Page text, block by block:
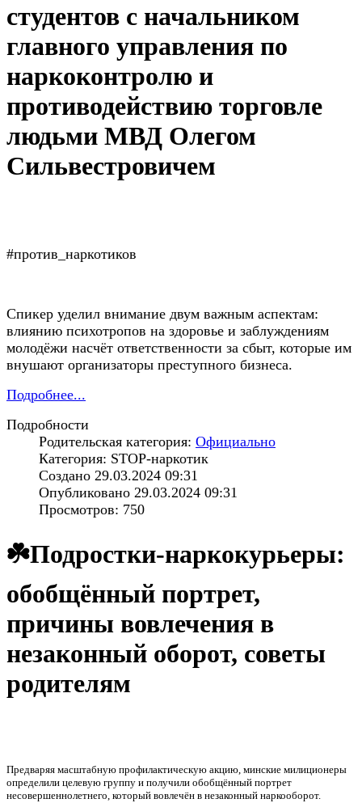
студентов с начальником
главного управления по
наркоконтролю и
противодействию торговле
людьми МВД Олегом
Сильвестровичем
#против_наркотиков
Спикер уделил внимание двум важным аспектам:
влиянию психотропов на здоровье и заблуждениям
молодёжи насчёт ответственности за сбыт, которые им
внушают организаторы преступного бизнеса.
Подробнее...
Подробности
Родительская категория: Официально
Категория: STOP-наркотик
Создано 29.03.2024 09:31
Опубликовано 29.03.2024 09:31
Просмотров: 750
☘️Подростки-наркокурьеры:
обобщённый портрет,
причины вовлечения в
незаконный оборот, советы
родителям
Предваряя масштабную профилактическую акцию, минские милиционеры
определили целевую группу и получили обобщённый портрет
несовершеннолетнего, который вовлечён в незаконный наркооборот.